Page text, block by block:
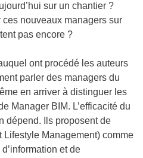
sur un chantier ?
nouveaux managers sur
pas encore ?
ont procédé les auteurs
parler des managers du
en arriver à distinguer les
Manager BIM. L’efficacité du
dépend. Ils proposent de
Lifestyle Management) comme
et de